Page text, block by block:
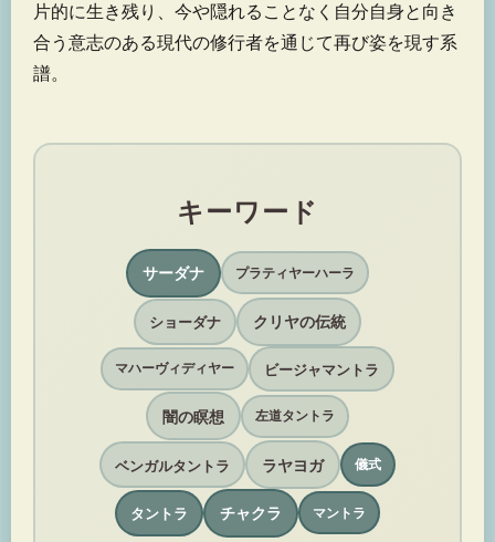
片的に生き残り、今や隠れることなく自分自身と向き
合う意志のある現代の修行者を通じて再び姿を現す系
譜。
キーワード
サーダナ プラティヤーハーラ
ショーダナ クリヤの伝統
マハーヴィディヤー ビージャマントラ
闇の瞑想 左道タントラ
ベンガルタントラ ラヤヨガ 儀式
タントラ チャクラ マントラ